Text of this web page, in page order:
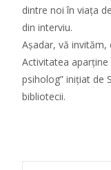
dintre noi în viața
din interviu.
Așadar, vă invităm,
Activitatea
psiholog” inițiat de
bibliotecii.